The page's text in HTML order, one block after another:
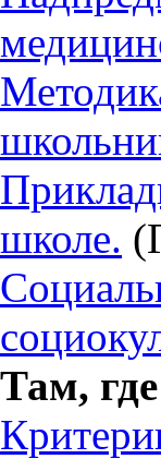
школе.
Там,